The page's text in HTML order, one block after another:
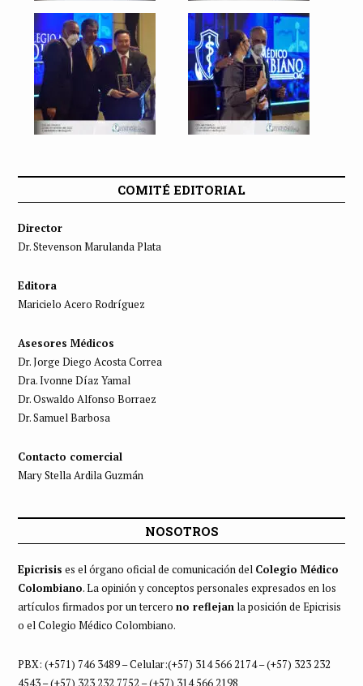
COMITÉ EDITORIAL
Director
Dr. Stevenson Marulanda Plata
Editora
Maricielo Acero Rodríguez
Asesores Médicos
Dr. Jorge Diego Acosta Correa
Dra. Ivonne Díaz Yamal
Dr. Oswaldo Alfonso Borraez
Dr. Samuel Barbosa
Contacto comercial
Mary Stella Ardila Guzmán
NOSOTROS
Epicrisis es el órgano oficial de comunicación del Colegio Médico
Colombiano. La opinión y conceptos personales expresados en los
artículos firmados por un tercero no reflejanla posición de Epicrisis
o el Colegio Médico Colombiano.
PBX: (+571) 746 3489 – Celular:(+57) 314 566 2174 – (+57) 323 232
4543 – (+57) 323 232 7752 – (+57) 314 566 2198